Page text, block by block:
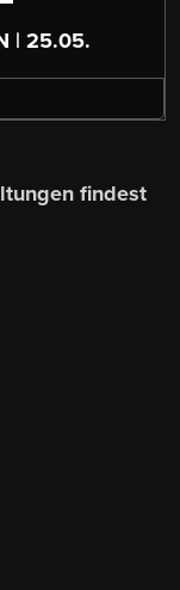
| 25.05.
findest